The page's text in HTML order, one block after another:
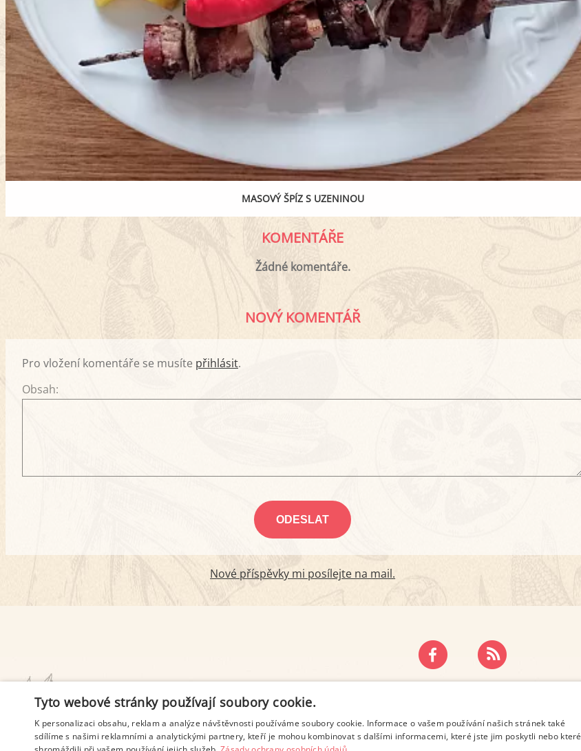
MASOVÝ ŠPÍZ S UZENINOU
KOMENTÁŘE
Žádné komentáře.
NOVÝ KOMENTÁŘ
Pro vložení komentáře se musíte přihlásit.
Obsah:
Nové příspěvky mi posílejte na mail.
PODMÍNKY UŽITÍ ZÁSADY OCHRANY OSOBNÍCH ÚDAJŮ
Tyto webové stránky používají soubory cookie.
K personalizaci obsahu, reklam a analýze návštěvnosti používáme soubory cookie. Informace o vašem používání našich stránek také
sdílíme s našimi reklamními a analytickými partnery, kteří je mohou kombinovat s dalšími informacemi, které jste jim poskytli nebo které